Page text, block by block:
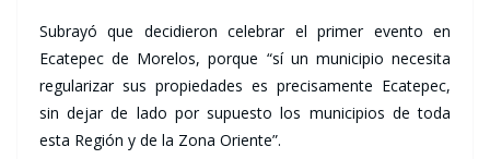
Subrayó que decidieron celebrar el primer evento en
Ecatepec de Morelos, porque “sí un municipio necesita
regularizar sus propiedades es precisamente Ecatepec,
sin dejar de lado por supuesto los municipios de toda
esta Región y de la Zona Oriente”.